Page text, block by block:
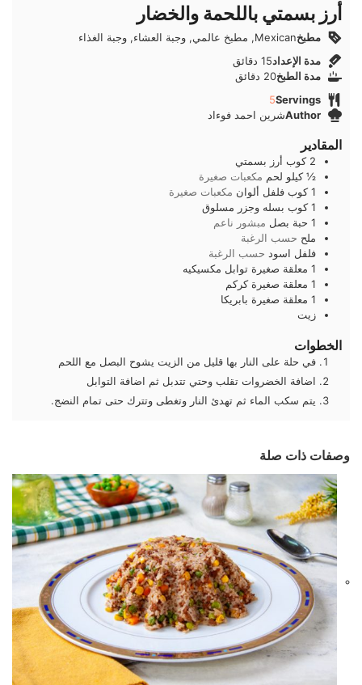
أرز بسمتي باللحمة والخضار
مطبخMexican, مطبخ عالمي, وجبة العشاء, وجبة الغذاء
مدة الإعداد15دقائق
دقائق
مدة الطبخ20 دقائق
دقائق
Servings
5
Authorشرين احمد فوءاد
المقادير
2 كوب أرز بسمتي
½ كيلو لحم مكعبات صغيرة
1 كوب فلفل ألوان مكعبات صغيرة
1 كوب بسله وجزر مسلوق
1 حبة بصل مبشور ناعم
ملح حسب الرغبة
فلفل اسود حسب الرغبة
1 معلقة صغيرة توابل مكسيكيه
1 معلقة صغيرةكركم
1 معلقة صغيرة بابريكا
زيت
الخطوات
في حلة على النار بها قليل من الزيت يشوح البصل مع اللحم
اضافة الخضروات تقلب وحتي تتدبل ثم اضافة التوابل
يتم سكب الماء ثم تهدئ النار وتغطى وتترك حتى تمام النضج.
وصفات ذات صلة